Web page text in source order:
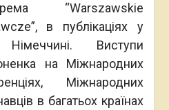
“Warszawskie
в публікаціях у
Німеччині. Виступи
на Міжнародних
Міжнародних
в багатьох країнах